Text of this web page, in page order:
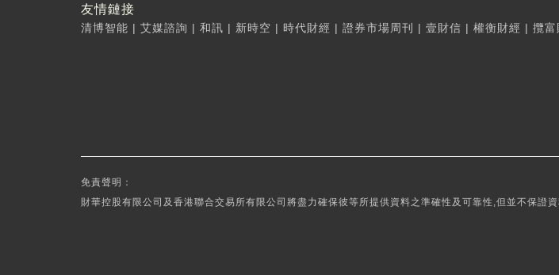
友情鏈接
清博智能 | 艾媒諮詢 | 和訊 | 新時空 | 時代財經 | 證券市場周刊 | 壹財信 | 權衡財經 | 攬富
免責聲明：
財華控股有限公司及香港聯合交易所有限公司將盡力確保彼等所提供資料之準確性及可靠性,但並不保證